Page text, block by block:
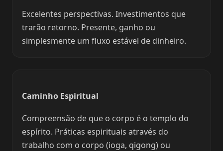
Excelentes perspectivas. Investimentos que
trarão retorno. Presente, ganho ou
simplesmente um fluxo estável de dinheiro.
Caminho Espiritual
Compreensão de que o corpo é o templo do
espírito. Práticas espirituais através do
trabalho com o corpo (ioga, qigong) ou